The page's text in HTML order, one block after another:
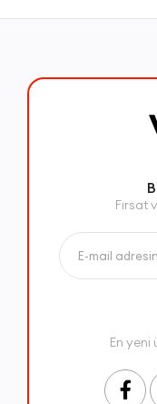
Fırsat
En